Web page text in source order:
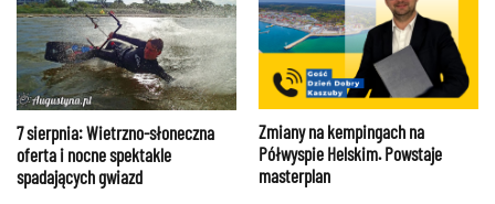
7 sierpnia: Wietrzno-słoneczna
oferta i nocne spektakle
spadających gwiazd
Zmiany na kempingach na
Półwyspie Helskim. Powstaje
masterplan